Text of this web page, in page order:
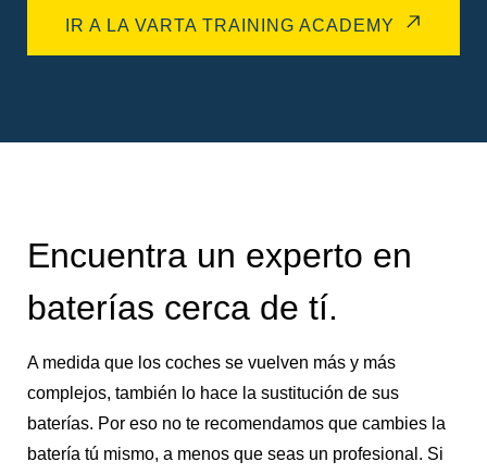
IR A LA VARTA TRAINING ACADEMY
Encuentra un experto en
baterías cerca de tí.
A medida que los coches se vuelven más y más
complejos, también lo hace la sustitución de sus
baterías. Por eso no te recomendamos que cambies la
batería tú mismo, a menos que seas un profesional. Si